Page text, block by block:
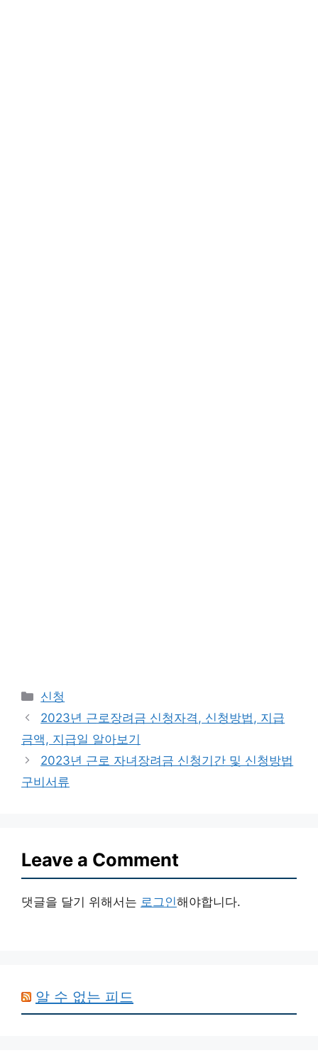
Categories
신청
2023년 근로장려금 신청자격, 신청방법, 지급
금액, 지급일 알아보기
2023년 근로 자녀장려금 신청기간 및 신청방법
구비서류
Leave a Comment
댓글을 달기 위해서는 로그인해야합니다.
알 수 없는 피드